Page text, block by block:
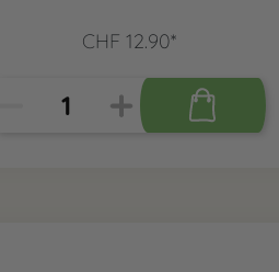
CHF 12.90*